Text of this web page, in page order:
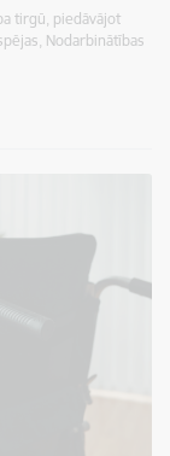
tirgū, piedāvājot
Nodarbinātības